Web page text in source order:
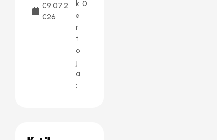
09.07.2
026
k
e
r
t
o
j
a
:
0